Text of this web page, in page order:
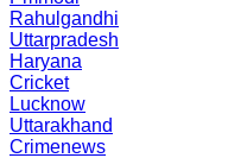
Rahulgandhi
Uttarpradesh
Haryana
Cricket
Lucknow
Uttarakhand
Crimenews